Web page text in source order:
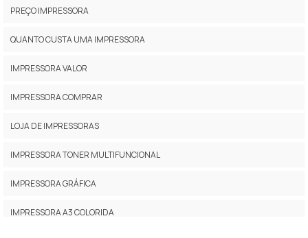
PREÇO IMPRESSORA
QUANTO CUSTA UMA IMPRESSORA
IMPRESSORA VALOR
IMPRESSORA COMPRAR
LOJA DE IMPRESSORAS
IMPRESSORA TONER MULTIFUNCIONAL
IMPRESSORA GRÁFICA
IMPRESSORA A3 COLORIDA